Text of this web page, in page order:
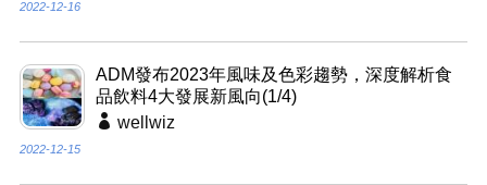
2022-12-16
ADM發布2023年風味及色彩趨勢，深度解析食
品飲料4大發展新風向(1/4)
wellwiz
2022-12-15